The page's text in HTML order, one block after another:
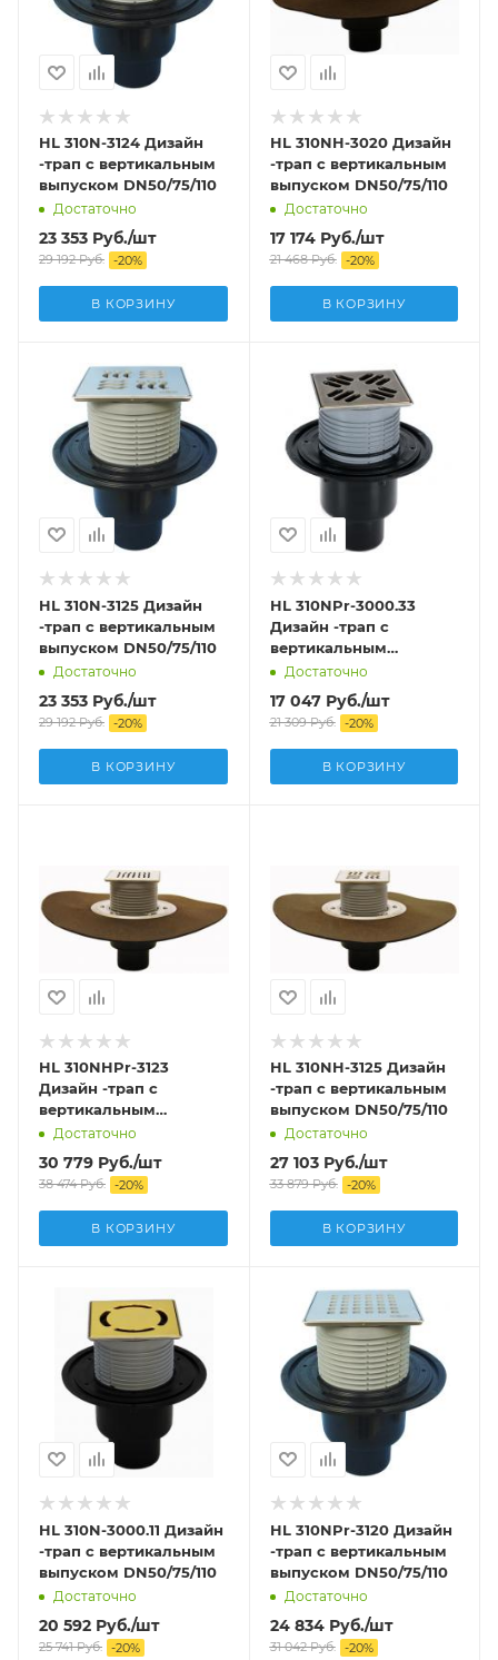
HL 310N-3124 Дизайн
-трап с вертикальным
выпуском DN50/75/110
Достаточно
23 353 Руб./шт
29 192Руб. -20%
В КОРЗИНУ
HL 310NH-3020 Дизайн
-трап с вертикальным
выпуском DN50/75/110
Достаточно
17 174Руб./шт
21 468Руб. -20%
В КОРЗИНУ
HL 310N-3125 Дизайн
-трап с вертикальным
выпуском DN50/75/110
Достаточно
23 353 Руб./шт
29 192Руб. -20%
В КОРЗИНУ
HL 310NPr-3000.33
Дизайн -трап с
вертикальным
выпуском DN50/75/110
Достаточно
17 047Руб./шт
21 309Руб. -20%
В КОРЗИНУ
HL 310NHPr-3123
Дизайн -трап с
вертикальным
выпуском DN50/75/110
Достаточно
30 779 Руб./шт
38 474Руб. -20%
В КОРЗИНУ
HL 310NH-3125 Дизайн
-трап с вертикальным
выпуском DN50/75/110
Достаточно
27 103Руб./шт
33 879Руб. -20%
В КОРЗИНУ
HL 310N-3000.11 Дизайн
-трап с вертикальным
выпуском DN50/75/110
Достаточно
20 592 Руб./шт
25 741Руб. -20%
HL 310NPr-3120 Дизайн
-трап с вертикальным
выпуском DN50/75/110
Достаточно
24 834Руб./шт
31 042Руб. -20%